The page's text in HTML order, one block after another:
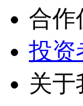
合作
投资
关于